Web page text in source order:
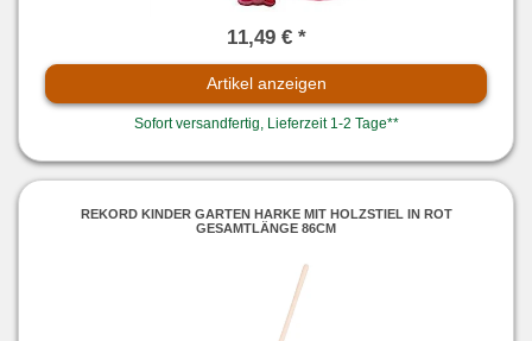
11,49 € *
Artikel anzeigen
Sofort versandfertig, Lieferzeit 1-2 Tage**
REKORD KINDER GARTEN HARKE MIT HOLZSTIEL IN ROT
GESAMTLÄNGE 86CM